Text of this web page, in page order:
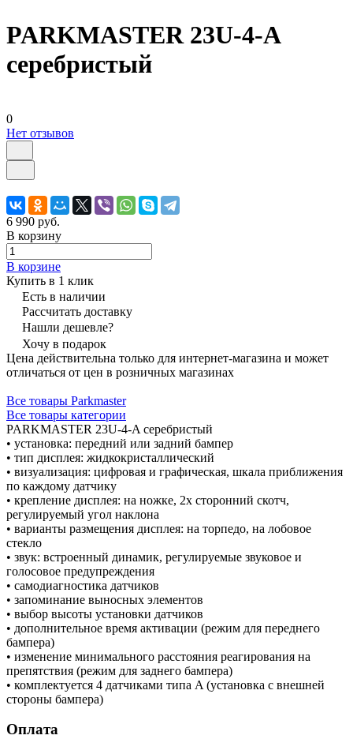
PARKMASTER 23U-4-A
серебристый
0
Нет отзывов
6 990 руб.
В корзину
В корзине
Купить в 1 клик
Есть в наличии
Рассчитать доставку
Нашли дешевле?
Хочу в подарок
Цена действительна только для интернет-магазина и может
отличаться от цен в розничных магазинах
Все товары Parkmaster
Все товары категории
PARKMASTER 23U-4-A серебристый
• установка: передний или задний бампер
• тип дисплея: жидкокристаллический
• визуализация: цифровая и графическая, шкала приближения
по каждому датчику
• крепление дисплея: на ножке, 2х сторонний скотч,
регулируемый угол наклона
• варианты размещения дисплея: на торпедо, на лобовое
стекло
• звук: встроенный динамик, регулируемые звуковое и
голосовое предупреждения
• самодиагностика датчиков
• запоминание выносных элементов
• выбор высоты установки датчиков
• дополнительное время активации (режим для переднего
бампера)
• изменение минимального расстояния реагирования на
препятствия (режим для заднего бампера)
• комплектуется 4 датчиками типа A (установка с внешней
стороны бампера)
Оплата